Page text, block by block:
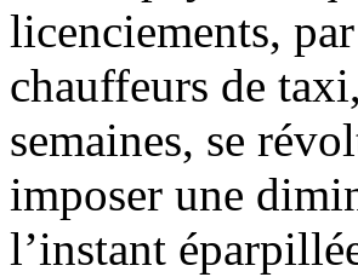
licenciements,
chauffeurs de
semaines, se
imposer une
l’instant